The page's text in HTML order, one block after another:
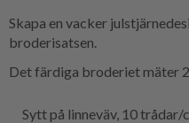
Skapa en vacker
broderisatsen.
Det färdiga broderiet mäter
Sytt på linneväv, 10 trådar/